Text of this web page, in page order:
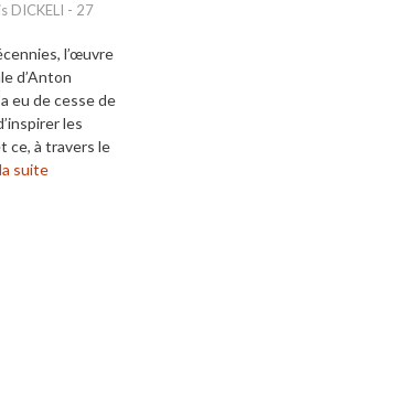
DICKELI - 27
l’œuvre
d’Anton
eu de cesse de
les
ce, à travers le
suite